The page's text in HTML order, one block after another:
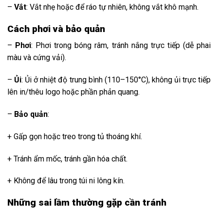
– Vắt: Vắt nhẹ hoặc để ráo tự nhiên, không vắt khô mạnh.
Cách phơi và bảo quản
– Phơi: Phơi trong bóng râm, tránh nắng trực tiếp (dễ phai
màu và cứng vải).
– Ủi: Ủi ở nhiệt độ trung bình (110–150°C), không ủi trực tiếp
lên in/thêu logo hoặc phần phản quang.
– Bảo quản:
+ Gấp gọn hoặc treo trong tủ thoáng khí.
+ Tránh ẩm mốc, tránh gần hóa chất.
+ Không để lâu trong túi ni lông kín.
Những sai lầm thường gặp cần tránh